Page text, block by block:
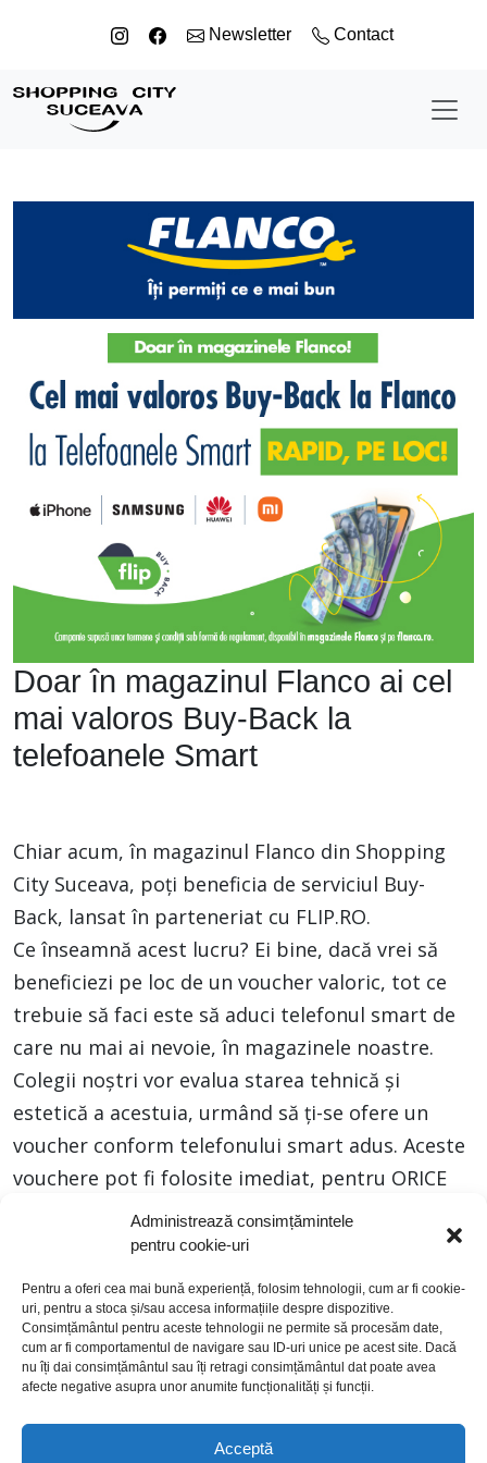
Administrează consimțămintele
pentru cookie-uri
Pentru a oferi cea mai bună experiență, folosim tehnologii, cum ar fi cookie-
uri, pentru a stoca și/sau accesa informațiile despre dispozitive.
Consimțământul pentru aceste tehnologii ne permite să procesăm date,
cum ar fi comportamentul de navigare sau ID-uri unice pe acest site. Dacă
nu îți dai consimțământul sau îți retragi consimțământul dat poate avea
afecte negative asupra unor anumite funcționalități și funcții.
Acceptă
Newsletter
Contact
Doar în magazinul Flanco ai cel
mai valoros Buy-Back la
telefoanele Smart
Chiar acum, în magazinul Flanco din Shopping
City Suceava, poți beneficia de serviciul Buy-
Back, lansat în parteneriat cu FLIP.RO.
Ce înseamnă acest lucru? Ei bine, dacă vrei să
beneficiezi pe loc de un voucher valoric, tot ce
trebuie să faci este să aduci telefonul smart de
care nu mai ai nevoie, în magazinele noastre.
Colegii noștri vor evalua starea tehnică și
estetică a acestuia, urmând să ți-se ofere un
voucher conform telefonului smart adus. Aceste
vouchere pot fi folosite imediat, pentru ORICE
PRODUS ELECTRONIC din magazinul Flanco,
astfel contribuind la o economie circulară și la
protejarea mediului. Hai în magazin!